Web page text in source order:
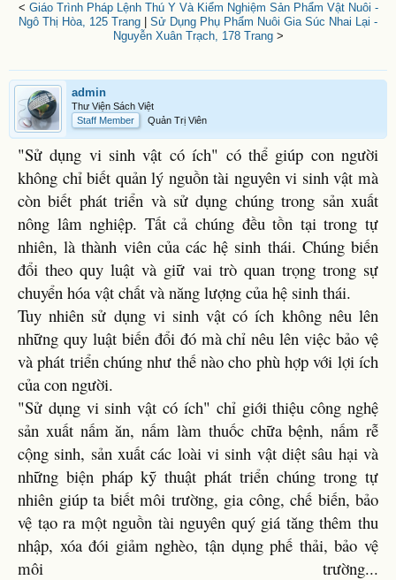
< Giáo Trình Pháp Lệnh Thú Y Và Kiểm Nghiệm Sản Phẩm Vật Nuôi -
Ngô Thị Hòa, 125 Trang
Sử Dụng Phụ Phẩm Nuôi Gia Súc Nhai Lại -
Nguyễn Xuân Trạch, 178 Trang>
admin
Thư Viện Sách Việt
Staff Member
Quản Trị Viên
"Sử dụng vi sinh vật có ích" có thể giúp con người
không chỉ biết quản lý nguồn tài nguyên vi sinh vật mà
còn biết phát triển và sử dụng chúng trong sản xuất
nông lâm nghiệp. Tất cả chúng đều tồn tại trong tự
nhiên, là thành viên của các hệ sinh thái. Chúng biến
đổi theo quy luật và giữ vai trò quan trọng trong sự
chuyển hóa vật chất và năng lượng của hệ sinh thái.
Tuy nhiên sử dụng vi sinh vật có ích không nêu lên
những quy luật biến đổi đó mà chỉ nêu lên việc bảo vệ
và phát triển chúng như thế nào cho phù hợp với lợi ích
của con người.
"Sử dụng vi sinh vật có ích" chỉ giới thiệu công nghệ
sản xuất nấm ăn, nấm làm thuốc chữa bệnh, nấm rễ
cộng sinh, sản xuất các loài vi sinh vật diệt sâu hại và
những biện pháp kỹ thuật phát triển chúng trong tự
nhiên giúp ta biết môi trường, gia công, chế biến, bảo
vệ tạo ra một nguồn tài nguyên quý giá tăng thêm thu
nhập, xóa đói giảm nghèo, tận dụng phế thải, bảo vệ
môi trường...